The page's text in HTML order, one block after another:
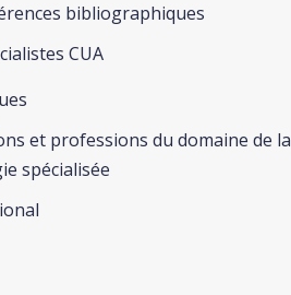
bibliographiques
CUA
et professions du domaine de la
spécialisée